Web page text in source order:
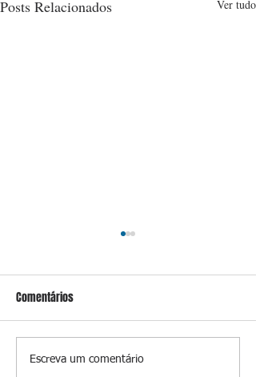
Posts Relacionados Ver tudo
Governo Lula vai prorrogar
Comentários
Escreva um comentário